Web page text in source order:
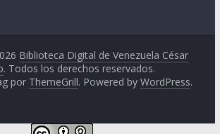
Biblioteca Digital de Venezuela César
. Todos los derechos reservados.
por ThemeGrill. Powered byWordPress.